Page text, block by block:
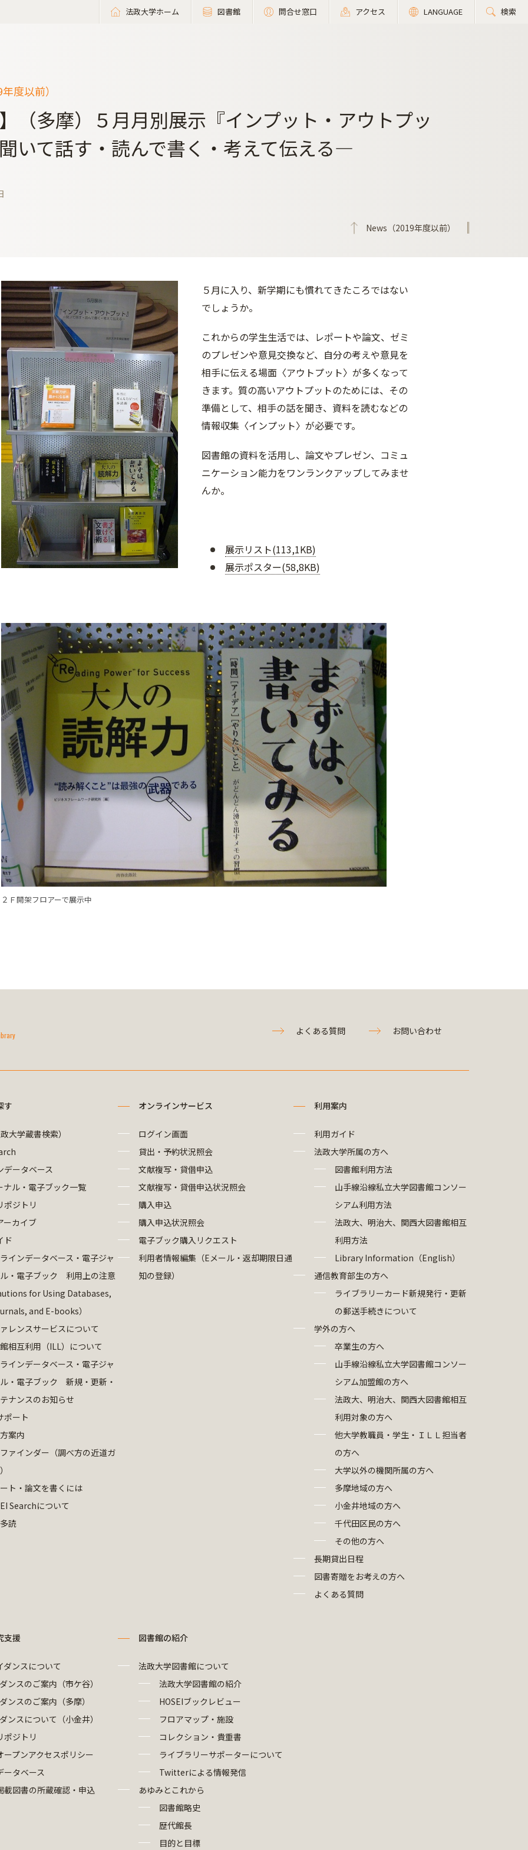
法政大学ホーム 図書館 問合せ窓口 アクセス LANGUAGE 検索
度以前）
】（多摩）５月月別展示『インプット・アウトプッ
いて話す・読んで書く・考えて伝える―
News（2019年度以前）
５月に入り、新学期にも慣れてきたころではない
でしょうか。
これからの学生生活では、レポートや論文、ゼミ
のプレゼンや意見交換など、自分の考えや意見を
相手に伝える場面〈アウトプット〉が多くなって
きます。質の高いアウトプットのためには、その
準備として、相手の話を聞き、資料を読むなどの
情報収集〈インプット〉が必要です。
図書館の資料を活用し、論文やプレゼン、コミュ
ニケーション能力をワンランクアップしてみませ
んか。
展示リスト(113,1KB)
展示ポスター(58,8KB)
２Ｆ開架フロアーで展示中
よくある質問 お問い合わせ
す
大学蔵書検索）
データベース
ナル・電子ブック一覧
ポジトリ
ーカイブ
ド
インデータベース・電子ジャ
・電子ブック 利用上の注意
for Using Databases,
and E-books）
レンスサービスについて
相互利用（ILL）について
インデータベース・電子ジャ
・電子ブック 新規・更新・
ナンスのお知らせ
ポート
案内
ァインダー（調べ方の近道ガ
ト・論文を書くには
Searchについて
読
オンラインサービス
ログイン画面
貸出・予約状況照会
文献複写・貸借申込
文献複写・貸借申込状況照会
購入申込
購入申込状況照会
電子ブック購入リクエスト
利用者情報編集（Eメール・返却期限日通
知の登録）
利用案内
利用ガイド
法政大学所属の方へ
図書館利用方法
山手線沿線私立大学図書館コンソー
シアム利用方法
法政大、明治大、関西大図書館相互
利用方法
Library Information（English）
通信教育部生の方へ
ライブラリーカード新規発行・更新
の郵送手続きについて
学外の方へ
卒業生の方へ
山手線沿線私立大学図書館コンソー
シアム加盟館の方へ
法政大、明治大、関西大図書館相互
利用対象の方へ
他大学教職員・学生・ＩＬＬ担当者
の方へ
大学以外の機関所属の方へ
多摩地域の方へ
小金井地域の方へ
千代田区民の方へ
その他の方へ
長期貸出日程
図書寄贈をお考えの方へ
よくある質問
支援
ダンスについて
ンスのご案内（市ケ谷）
ンスのご案内（多摩）
ンスについて（小金井）
ポジトリ
ープンアクセスポリシー
ータベース
載図書の所蔵確認・申込
図書館の紹介
法政大学図書館について
法政大学図書館の紹介
HOSEIブックレビュー
フロアマップ・施設
コレクション・貴重書
ライブラリーサポーターについて
Twitterによる情報発信
あゆみとこれから
図書館略史
歴代館長
目的と目標